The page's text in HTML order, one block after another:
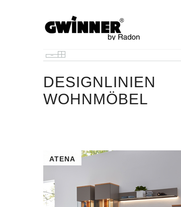
DESIGNLINIEN
WOHNMÖBEL
ATENA